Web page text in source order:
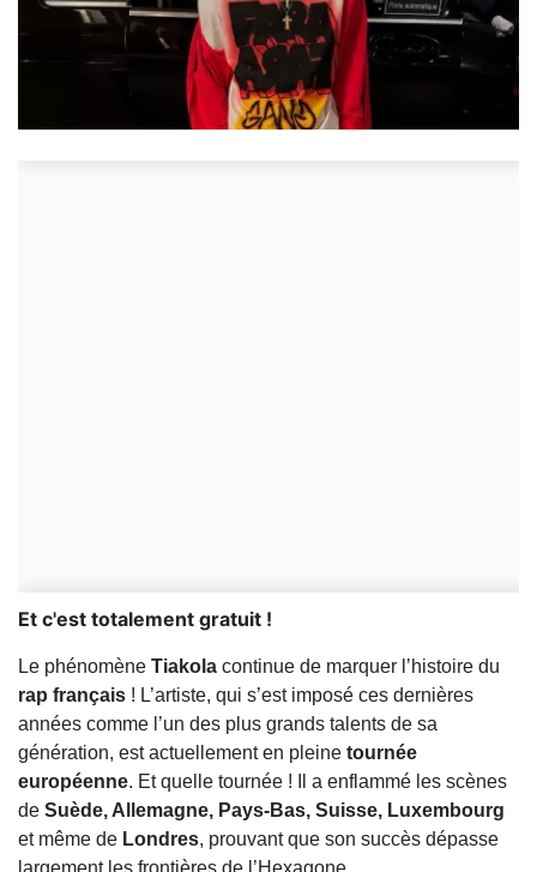
Et c'est totalement gratuit !
Le phénomène Tiakola continue de marquer l’histoire du
rap français ! L’artiste, qui s’est imposé ces dernières
années comme l’un des plus grands talents de sa
génération, est actuellement en pleine tournée
européenne. Et quelle tournée ! Il a enflammé les scènes
de Suède, Allemagne, Pays-Bas, Suisse, Luxembourg
et même de Londres, prouvant que son succès dépasse